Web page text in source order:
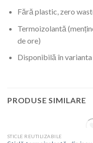
Fără plastic, zero
Termoizolantă
de ore)
Disponibilă în varianta
PRODUSE SIMILARE
STOC EPUIZAT
STICLE REUTILIZABILE